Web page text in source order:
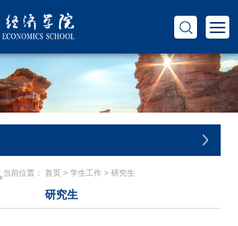
当前位置： 首页> 学生工作> 研究生
研究生